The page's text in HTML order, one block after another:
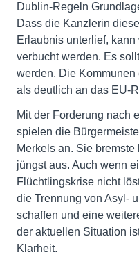
Dublin-Regeln
Dass die Kanzlerin
Erlaubnis unterlief,
verbucht werden. Es
werden. Die
als deutlich an das EU-
Mit der Forderung nach
spielen die
Merkels an. Sie
jüngst aus. Auch wenn
Flüchtlingskrise nicht
die Trennung von Asyl-
schaffen und eine
der aktuellen Situation
Klarheit.